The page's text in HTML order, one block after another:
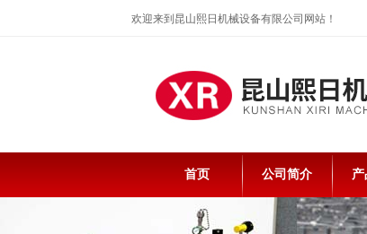
欢迎来到昆山熙日机械设备有限公司网站！
首页 公司简介